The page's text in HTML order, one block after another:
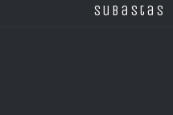
Subastas